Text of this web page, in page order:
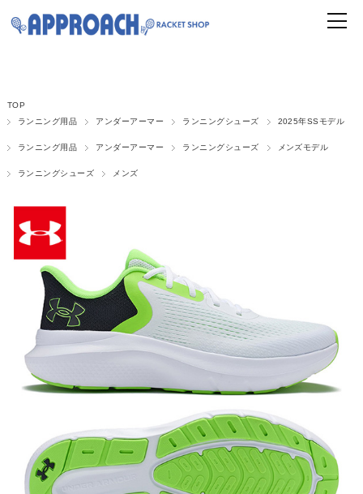
TOP
ランニング用品
アンダーアーマー ランニングシューズ 2025年SSモデル
ランニング用品 アンダーアーマー ランニングシューズ メンズモデル
ランニングシューズ メンズ